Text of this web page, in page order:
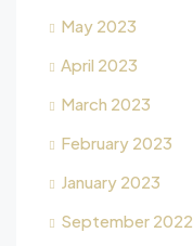
May 2023
April 2023
March 2023
February 2023
January 2023
September 2022